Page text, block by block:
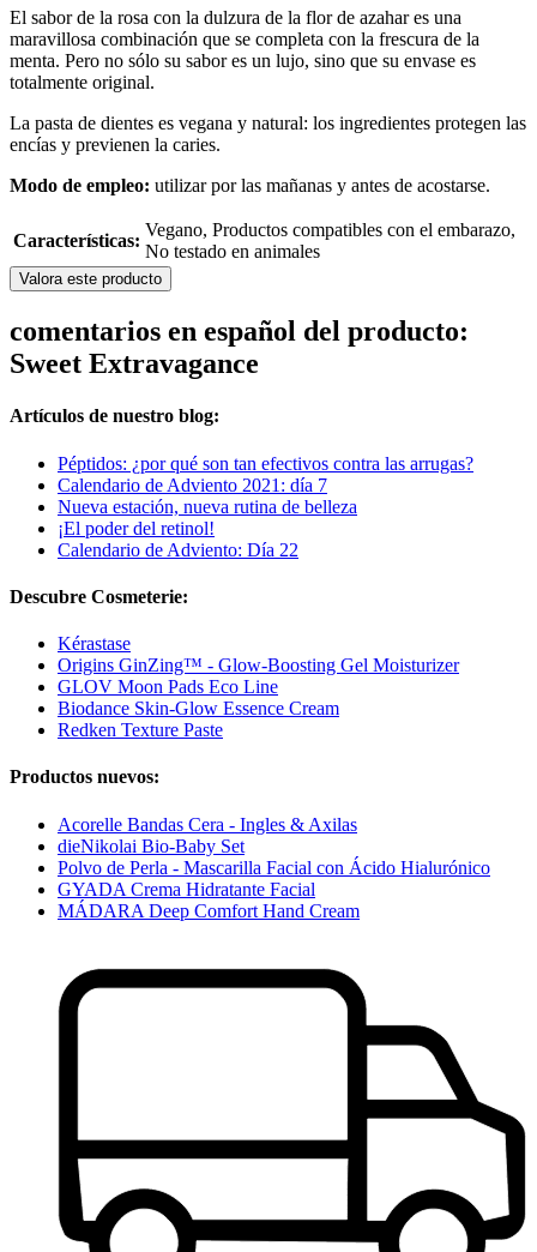
El sabor de la rosa con la dulzura de la flor de azahar es una
maravillosa combinación que se completa con la frescura de la
menta. Pero no sólo su sabor es un lujo, sino que su envase es
totalmente original.
La pasta de dientes es vegana y natural: los ingredientes protegen las
encías y previenen la caries.
Modo de empleo: utilizar por las mañanas y antes de acostarse.
Características:
Vegano, Productos compatibles con el embarazo,
No testado en animales
Valora este producto
comentarios en español del producto:
Sweet Extravagance
Artículos de nuestro blog:
Péptidos: ¿por qué son tan efectivos contra las arrugas?
Calendario de Adviento 2021: día 7
Nueva estación, nueva rutina de belleza
¡El poder del retinol!
Calendario de Adviento: Día 22
Descubre Cosmeterie:
Kérastase
Origins GinZing™ - Glow-Boosting Gel Moisturizer
GLOV Moon Pads Eco Line
Biodance Skin-Glow Essence Cream
Redken Texture Paste
Productos nuevos:
Acorelle Bandas Cera - Ingles & Axilas
dieNikolai Bio-Baby Set
Polvo de Perla - Mascarilla Facial con Ácido Hialurónico
GYADA Crema Hidratante Facial
MÁDARA Deep Comfort Hand Cream